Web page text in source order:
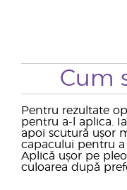
Cum
Pentru rezultate
pentru a-l aplica.
apoi scutură ușor
capacului pentru a
Aplică ușor pe
culoarea după